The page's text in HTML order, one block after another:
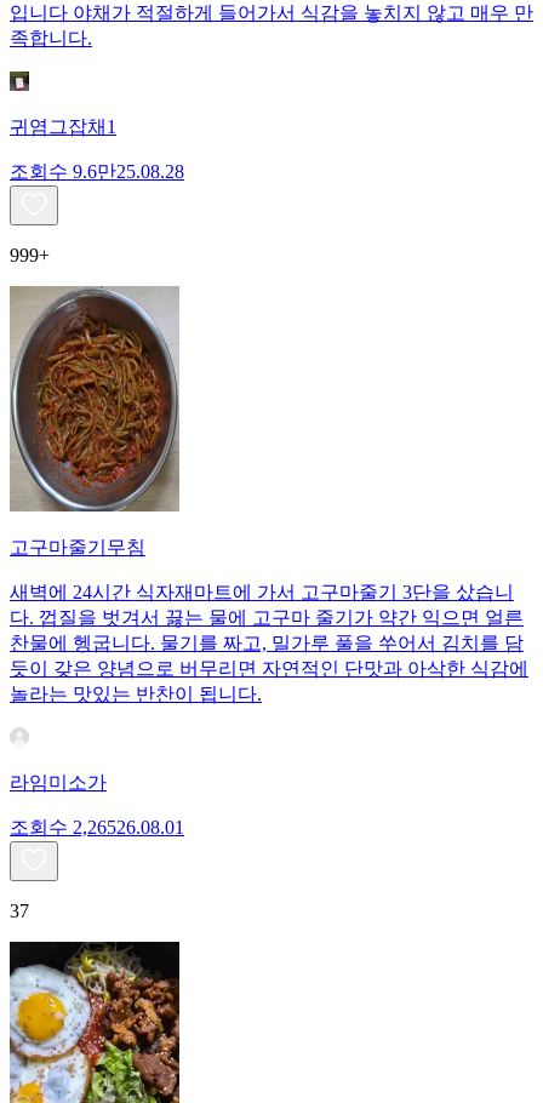
입니다 야채가 적절하게 들어가서 식감을 놓치지 않고 매우 만
족합니다.
귀염그잡채1
조회수 9.6만25.08.28
999+
고구마줄기무침
새벽에 24시간 식자재마트에 가서 고구마줄기 3단을 샀습니
다. 껍질을 벗겨서 끓는 물에 고구마 줄기가 약간 익으면 얼른
찬물에 헹굽니다. 물기를 짜고, 밀가루 풀을 쑤어서 김치를 담
듯이 갖은 양념으로 버무리면 자연적인 단맛과 아삭한 식감에
놀라는 맛있는 반찬이 됩니다.
라임미소가
조회수 2,26526.08.01
37